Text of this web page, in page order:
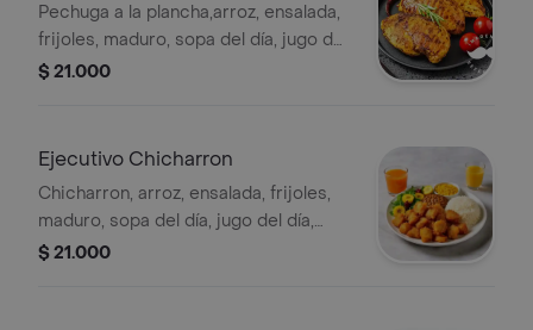
Pechuga a la plancha,arroz, ensalada,
frijoles, maduro, sopa del día, jugo del
día, guarapo o claro .
$ 21.000
Ejecutivo Chicharron
Chicharron, arroz, ensalada, frijoles,
maduro, sopa del día, jugo del día,
guarapo o claro .
$ 21.000